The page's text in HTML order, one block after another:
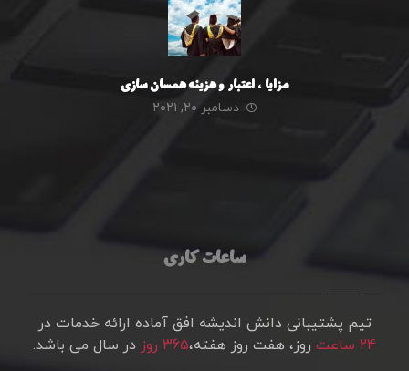
مزایا ، اعتبار و هزینه همسان سازی
دسامبر ۲۰, ۲۰۲۱
ساعات کاری
تیم پشتیبانی دانش اندیشه افق آماده ارائه خدمات در
24 ساعت
روز، هفت روز هفته،365 روز در سال می باشد.